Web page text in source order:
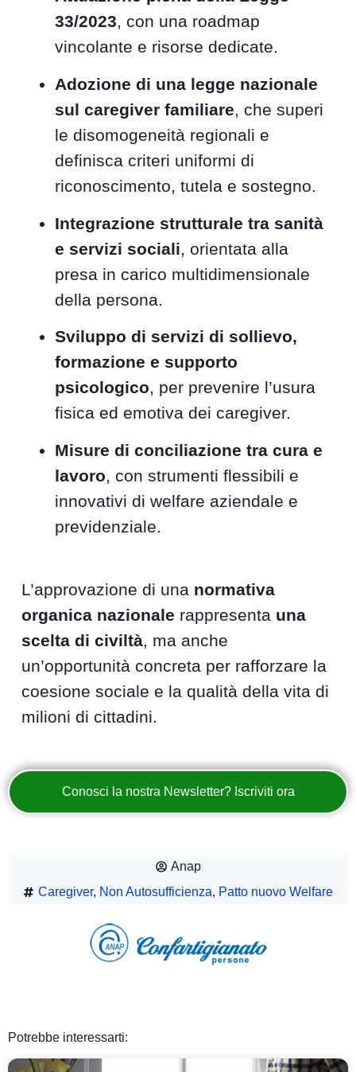
33/2023, con una roadmap
vincolante e risorse dedicate.
Adozione di una legge nazionale
sul caregiver familiare, che superi
le disomogeneità regionali e
definisca criteri uniformi di
riconoscimento, tutela e sostegno.
Integrazione strutturale tra sanità
e servizi sociali, orientata alla
presa in carico multidimensionale
della persona.
Sviluppo di servizi di sollievo,
formazione e supporto
psicologico, per prevenire l’usura
fisica ed emotiva dei caregiver.
Misure di conciliazione tra cura e
lavoro, con strumenti flessibili e
innovativi di welfare aziendale e
previdenziale.
L’approvazione di una normativa
organica nazionale rappresenta una
scelta di civiltà, ma anche
un’opportunità concreta per rafforzare la
coesione sociale e la qualità della vita di
milioni di cittadini.
Conosci la nostra Newsletter? Iscriviti ora
Anap
Caregiver, Non Autosufficienza, Patto nuovo Welfare
Potrebbe interessarti: